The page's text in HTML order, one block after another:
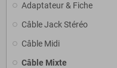
Adaptateur & Fiche
Câble Jack Stéréo
Câble Midi
Câble Mixte